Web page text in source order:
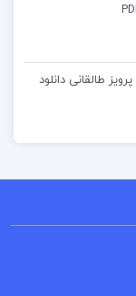
طالقانی دانلود